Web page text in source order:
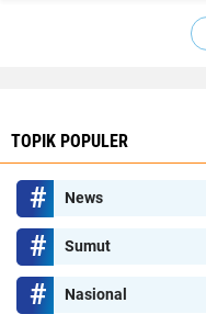
TOPIK POPULER
News
Sumut
Nasional